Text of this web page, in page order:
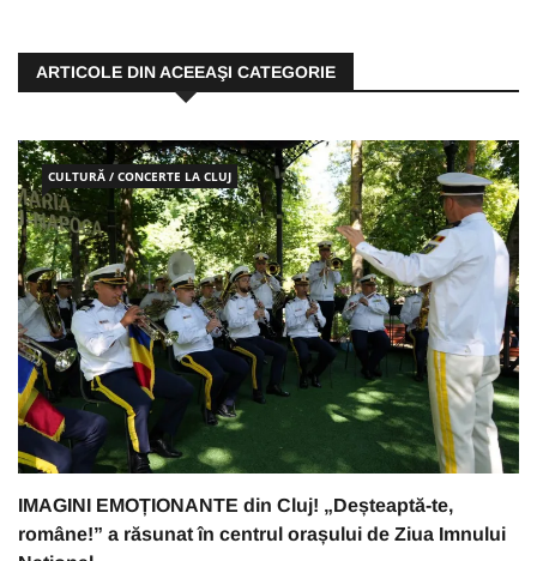
ARTICOLE DIN ACEEAŞI CATEGORIE
CULTURĂ / CONCERTE LA CLUJ
IMAGINI EMOȚIONANTE din Cluj! „Deșteaptă-te,
române!” a răsunat în centrul orașului de Ziua Imnului